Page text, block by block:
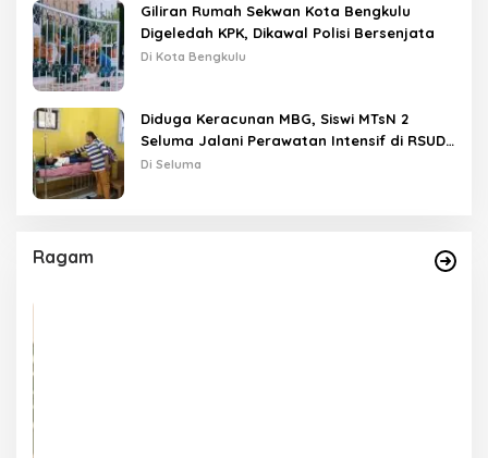
Giliran Rumah Sekwan Kota Bengkulu
Digeledah KPK, Dikawal Polisi Bersenjata
Di Kota Bengkulu
Diduga Keracunan MBG, Siswi MTsN 2
Seluma Jalani Perawatan Intensif di RSUD
Tais
Di Seluma
Ragam